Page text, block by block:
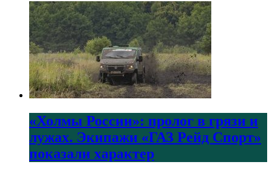
«Холмы России»: пролог в грязи и
лужах. Экипажи «ГАЗ Рейд Спорт»
показали характер